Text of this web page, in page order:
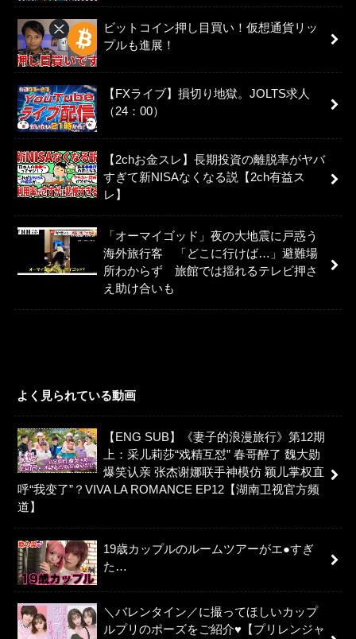
ビットコイン押し目買い！仮想通貨リッ
プルも進展！
【FXライブ】損切り地獄。JOLTS求人
（24：00）
【2chお金スレ】長期投資の離脱率がヤバ
すぎて新NISAなくなる説【2ch有益ス
レ】
「オーマイゴッド」夜の大地震に戸惑う
海外旅行客 「どこに行けば…」避難場
所わからず 旅館では揺れるテレビ押さ
え助け合いも
よく見られている動画
【ENG SUB】《妻子的浪漫旅行》第12期
上：采儿莉莎“戏精互怼” 春哥醉了 魏大勋
爆笑认亲 张杰谢娜联手神模仿 颖儿掌权直
呼“我变了”？VIVA LA ROMANCE EP12【湖南卫视官方频
道】
19歳カップルのルームツアーがエ●すぎ
た…
＼バレンタイン／に撮ってほしいカップ
ルプリのポーズをご紹介♥【プリレンジャ